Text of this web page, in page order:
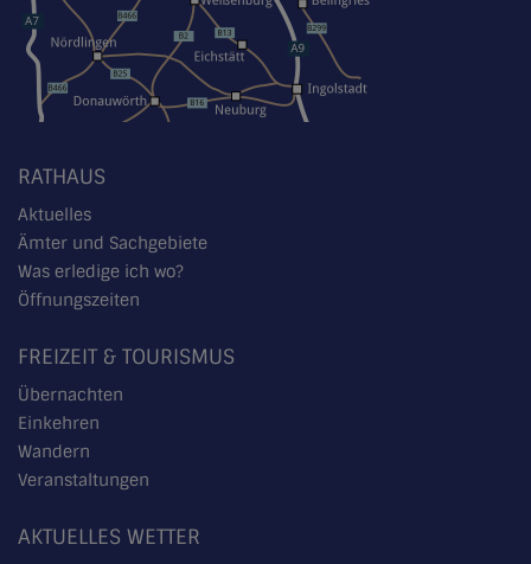
RATHAUS
Aktuelles
Ämter und Sachgebiete
Was erledige ich wo?
Öffnungszeiten
FREIZEIT & TOURISMUS
Übernachten
Einkehren
Wandern
Veranstaltungen
AKTUELLES WETTER